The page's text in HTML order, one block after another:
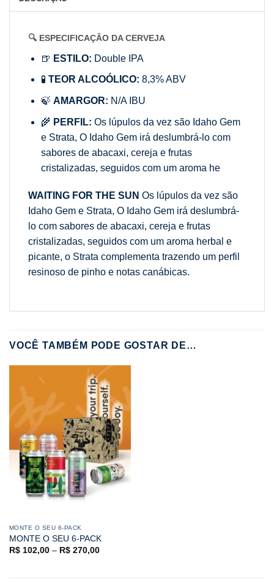
🔍 ESPECIFICAÇÃO DA CERVEJA
🍺 ESTILO: Double IPA
🧪 TEOR ALCOÓLICO: 8,3% ABV
🍃 AMARGOR: N/A IBU
🌾 PERFIL: Os lúpulos da vez são Idaho Gem
e Strata, O Idaho Gem irá deslumbrá-lo com
sabores de abacaxi, cereja e frutas
cristalizadas, seguidos com um aroma he
WAITING FOR THE SUN Os lúpulos da vez são
Idaho Gem e Strata, O Idaho Gem irá deslumbrá-
lo com sabores de abacaxi, cereja e frutas
cristalizadas, seguidos com um aroma herbal e
picante, o Strata complementa trazendo um perfil
resinoso de pinho e notas canábicas.
VOCÊ TAMBÉM PODE GOSTAR DE…
MONTE O SEU 6-PACK
MONTE O SEU 6-PACK
R$102,00– R$270,00